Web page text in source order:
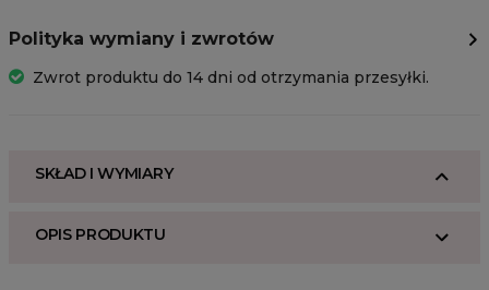
Polityka wymiany i zwrotów
Zwrot produktu do 14 dni od otrzymania przesyłki.
SKŁAD I WYMIARY
OPIS PRODUKTU